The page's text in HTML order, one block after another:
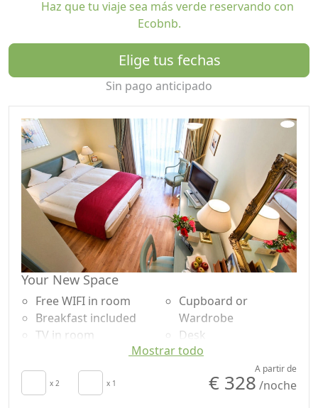
Haz que tu viaje sea más verde reservando con
Ecobnb.
Elige tus fechas
Sin pago anticipado
Your New Space
Free WIFI in room
Breakfast included
TV in room
Autonomous heating
Crib
secador de pelo
Cupboard or
Wardrobe
Desk
Suelo de madera
Shower
Mostrar todo
x 2 x 1
A partir de
€ 328 /noche